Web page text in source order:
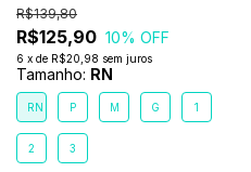
R$125,90
R$139,80
10% OFF
6 x de R$20,98 sem juros
Tamanho: RN
RN P M G 1
2 3